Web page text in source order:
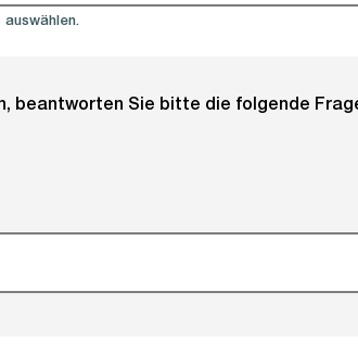
beantworten Sie bitte die folgende